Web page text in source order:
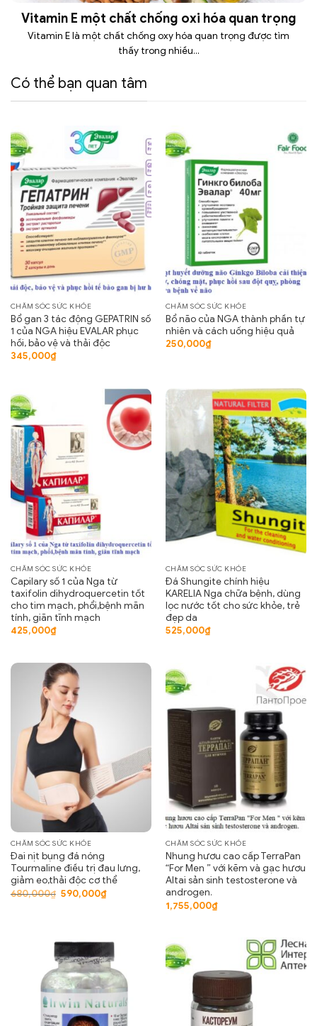
Vitamin E một chất chống oxi hóa quan trọng
Vitamin E là một chất chống oxy hóa quan trọng được tìm
thấy trong nhiều...
Có thể bạn quan tâm
CHĂM SÓC SỨC KHỎE
Bổ gan 3 tác động GEPATRIN số
1 của NGA hiệu EVALAR phục
hồi, bảo vệ và thải độc
345,000₫
CHĂM SÓC SỨC KHỎE
Bổ não của NGA thành phần tự
nhiên và cách uống hiệu quả
250,000₫
CHĂM SÓC SỨC KHỎE
Capilary số 1 của Nga từ
taxifolin dihydroquercetin tốt
cho tim mạch, phổi,bệnh mãn
tính, giãn tĩnh mạch
425,000₫
CHĂM SÓC SỨC KHỎE
Đá Shungite chính hiệu
KARELIA Nga chữa bệnh, dùng
lọc nước tốt cho sức khỏe, trẻ
đẹp da
525,000₫
CHĂM SÓC SỨC KHỎE
Đai nịt bụng đá nóng
Tourmaline điều trị đau lưng,
giảm eo,thải độc cơ thể
680,000₫ Giá
590,000₫Giá
hiện
CHĂM SÓC SỨC KHỎE
Nhung hươu cao cấp TerraPan
“For Men ” với kẽm và gạc hươu
Altai sản sinh testosterone và
androgen.
1,755,000₫